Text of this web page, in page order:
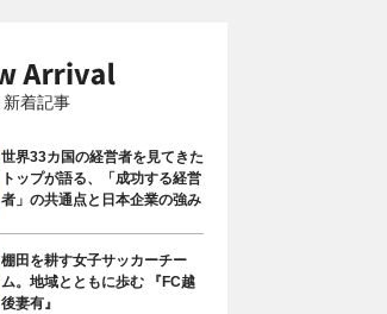
新着記事
世界33カ国の経営者を見てきた
トップが語る、「成功する経営
者」の共通点と日本企業の強み
棚田を耕す女子サッカーチー
ム。地域とともに歩む 『FC越
後妻有』